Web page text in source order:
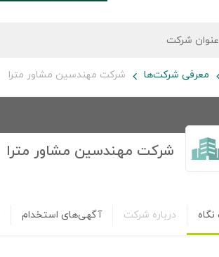
معرفی شرکت‌ها شرکت مهندسین مشاور مترا
شرکت مهندسین مشاور مترا
درباره شرکت آگهی‌های استخدام